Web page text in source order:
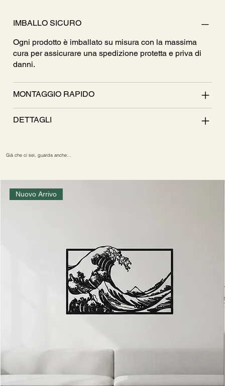
IMBALLO SICURO
Ogni prodotto è imballato su misura con la massima
cura per assicurare una spedizione protetta e priva di
danni.
MONTAGGIO RAPIDO
DETTAGLI
Già che ci sei, guarda anche…
Nuovo Arrivo